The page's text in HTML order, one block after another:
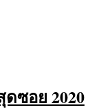
ซอย 2020